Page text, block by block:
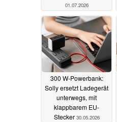
01.07.2026
300 W-Powerbank:
Solly ersetzt Ladegerät
unterwegs, mit
klappbarem EU-
Stecker 30.05.2026